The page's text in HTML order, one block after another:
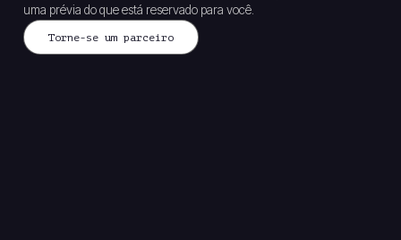
uma prévia do que está reservado para você.
Torne-se um parceiro